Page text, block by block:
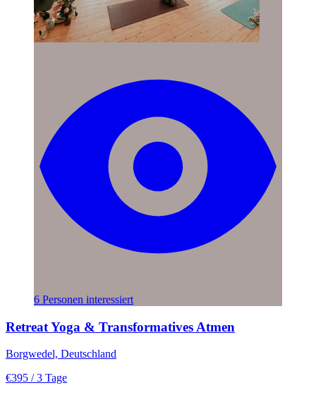
6 Personen interessiert
Retreat Yoga & Transformatives Atmen
Borgwedel, Deutschland
€395 / 3 Tage